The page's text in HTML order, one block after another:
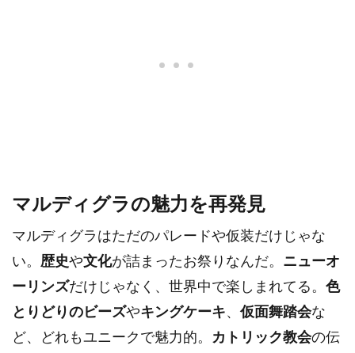
マルディグラの魅力を再発見
マルディグラはただのパレードや仮装だけじゃな
い。 歴史や文化が詰まったお祭りなんだ。 ニューオ
ーリンズだけじゃなく、世界中で楽しまれてる。 色
とりどりのビーズやキングケーキ、仮面舞踏会な
ど、どれもユニークで魅力的。 カトリック教会の伝